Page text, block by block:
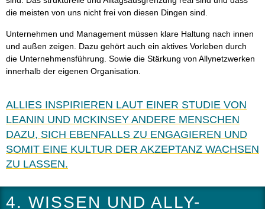
die meisten von uns nicht frei von diesen Dingen sind.
Unternehmen und Management müssen klare Haltung nach innen
und außen zeigen. Dazu gehört auch ein aktives Vorleben durch
die Unternehmensführung. Sowie die Stärkung von Allynetzwerken
innerhalb der eigenen Organisation.
ALLIES INSPIRIEREN LAUT EINER STUDIE VON
LEANIN UND MCKINSEY ANDERE MENSCHEN
DAZU, SICH EBENFALLS ZU ENGAGIEREN UND
SOMIT EINE KULTUR DER AKZEPTANZ WACHSEN
ZU LASSEN.
4. WISSEN UND ALLY-